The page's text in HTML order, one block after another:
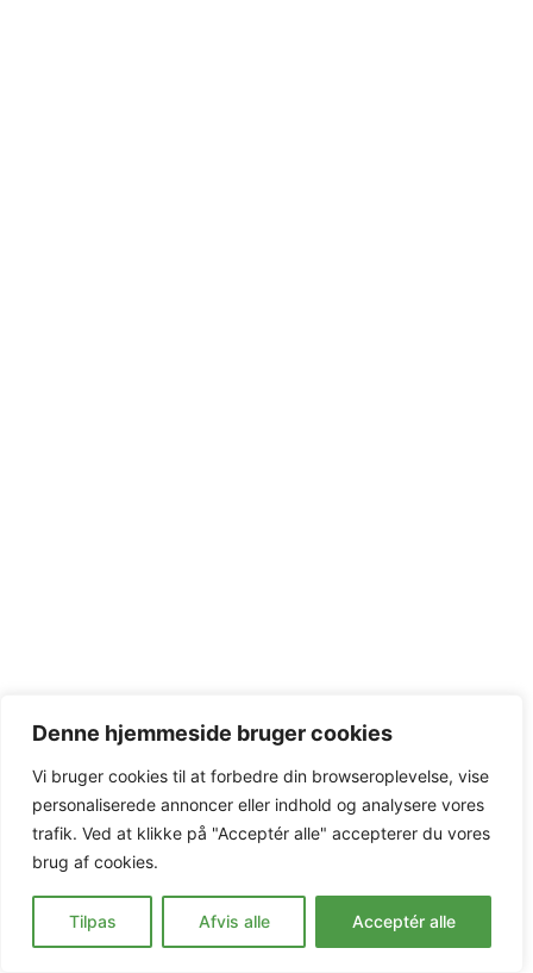
Denne hjemmeside bruger cookies
Vi bruger cookies til at forbedre din browseroplevelse, vise
personaliserede annoncer eller indhold og analysere vores
trafik. Ved at klikke på "Acceptér alle" accepterer du vores
brug af cookies.
Tilpas Afvis alle Acceptér alle